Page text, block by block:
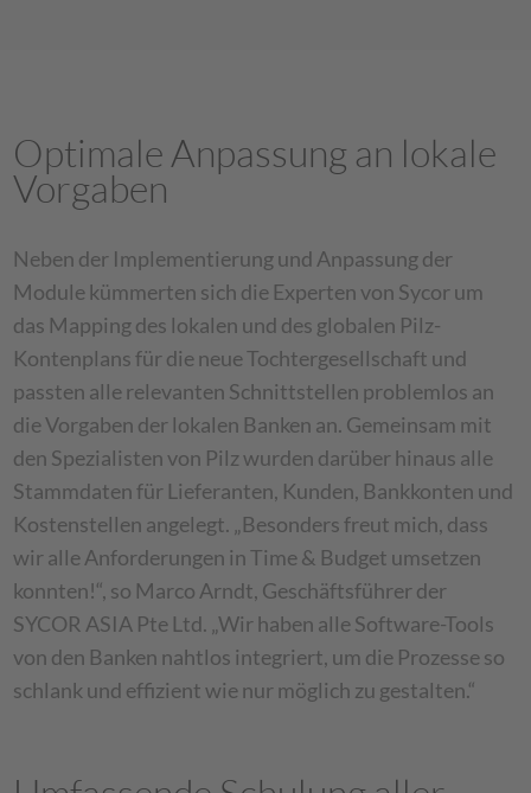
Optimale Anpassung an lokale
Vorgaben
Neben der Implementierung und Anpassung der
Module kümmerten sich die Experten von Sycor um
das Mapping des lokalen und des globalen Pilz-
Kontenplans für die neue Tochtergesellschaft und
passten alle relevanten Schnittstellen problemlos an
die Vorgaben der lokalen Banken an. Gemeinsam mit
den Spezialisten von Pilz wurden darüber hinaus alle
Stammdaten für Lieferanten, Kunden, Bankkonten und
Kostenstellen angelegt. „Besonders freut mich, dass
wir alle Anforderungen in Time & Budget umsetzen
konnten!“, so Marco Arndt, Geschäftsführer der
SYCOR ASIA Pte Ltd. „Wir haben alle Software-Tools
von den Banken nahtlos integriert, um die Prozesse so
schlank und effizient wie nur möglich zu gestalten.“